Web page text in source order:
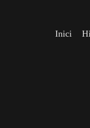
Inici